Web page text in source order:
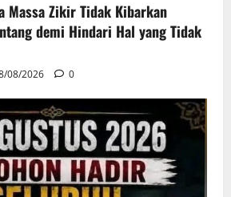
Massa Zikir Tidak Kibarkan
demi Hindari Hal yang Tidak
08/2026 0